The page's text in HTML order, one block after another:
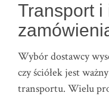
Transport
Wybór dostawcy
czy ściółek jest
transportu. Wielu